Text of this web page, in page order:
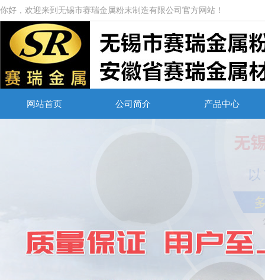
你好，欢迎来到无锡市赛瑞金属粉末制造有限公司官方网站！
网站首页 公司简介 产品中心